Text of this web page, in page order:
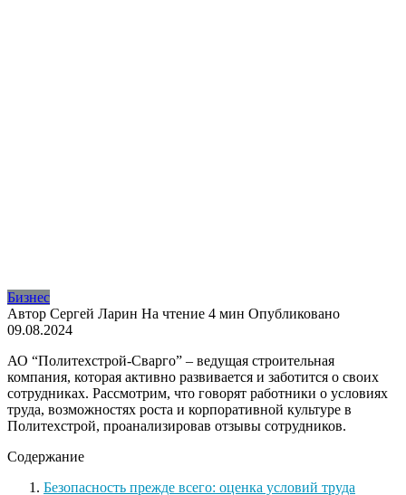
Бизнес
Автор Сергей Ларин На чтение 4 мин Опубликовано
09.08.2024
АО “Политехстрой-Сварго” – ведущая строительная
компания, которая активно развивается и заботится о своих
сотрудниках. Рассмотрим, что говорят работники о условиях
труда, возможностях роста и корпоративной культуре в
Политехстрой, проанализировав отзывы сотрудников.
Содержание
Безопасность прежде всего: оценка условий труда